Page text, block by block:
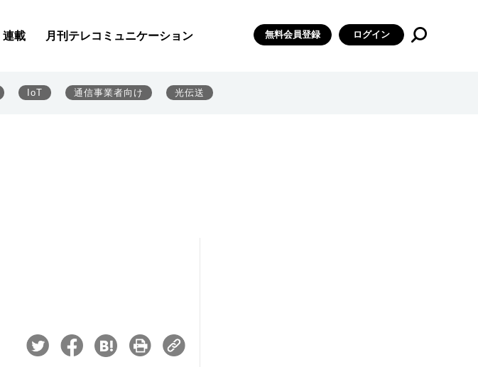
連載 月刊テレコミュニケーション 無料会員登録 ログイン
IoT 通信事業者向け 光伝送